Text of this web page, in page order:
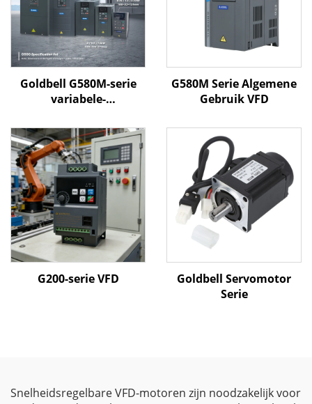
Goldbell G580M-serie
variabele-
kW–800 kW | V/F- en
vectorregeling | CE-
gecertificeerde VFD
G580M Serie Algemene
Gebruik VFD
G200-serie VFD
Goldbell Servomotor
Serie
Snelheidsregelbare VFD-motoren zijn noodzakelijk voor